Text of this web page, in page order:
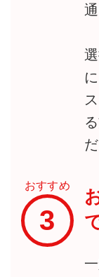
おすすめ
3